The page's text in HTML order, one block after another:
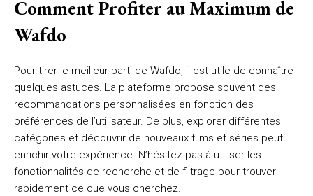
Comment Profiter au Maximum de
Wafdo
Pour tirer le meilleur parti de Wafdo, il est utile de connaître
quelques astuces. La plateforme propose souvent des
recommandations personnalisées en fonction des
préférences de l’utilisateur. De plus, explorer différentes
catégories et découvrir de nouveaux films et séries peut
enrichir votre expérience. N’hésitez pas à utiliser les
fonctionnalités de recherche et de filtrage pour trouver
rapidement ce que vous cherchez.